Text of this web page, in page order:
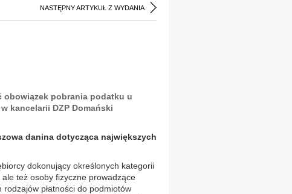
NASTĘPNY ARTYKUŁ Z WYDANIA
obowiązek pobrania podatku u
kancelarii DZP Domański
danina dotycząca największych
dokonujący określonych kategorii
ale też osoby fizyczne prowadzące
płatności do podmiotów